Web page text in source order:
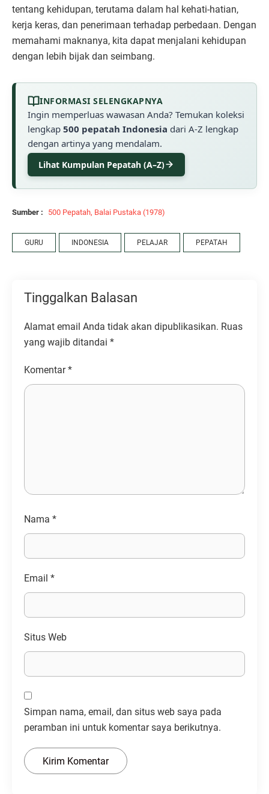
tentang kehidupan, terutama dalam hal kehati-hatian,
kerja keras, dan penerimaan terhadap perbedaan. Dengan
memahami maknanya, kita dapat menjalani kehidupan
dengan lebih bijak dan seimbang.
INFORMASI SELENGKAPNYA
Ingin memperluas wawasan Anda? Temukan koleksi
lengkap 500 pepatah Indonesia dari A-Z lengkap
dengan artinya yang mendalam.
Lihat Kumpulan Pepatah (A–Z)
Sumber : 500 Pepatah, Balai Pustaka (1978)
GURU INDONESIA PELAJAR PEPATAH
Tinggalkan Balasan
Alamat email Anda tidak akan dipublikasikan. Ruas
yang wajib ditandai *
Komentar*
Nama *
Email *
Situs Web
Simpan nama, email, dan situs web saya pada
peramban ini untuk komentar saya berikutnya.